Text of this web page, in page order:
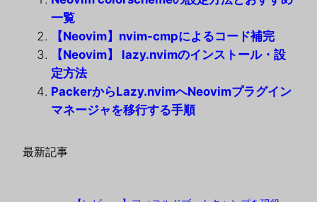
一覧
【Neovim】nvim-cmpによるコード補完
【Neovim】 lazy.nvimのインストール・設
定方法
PackerからLazy.nvimへNeovimプラグイン
マネージャを移行する手順
最新記事